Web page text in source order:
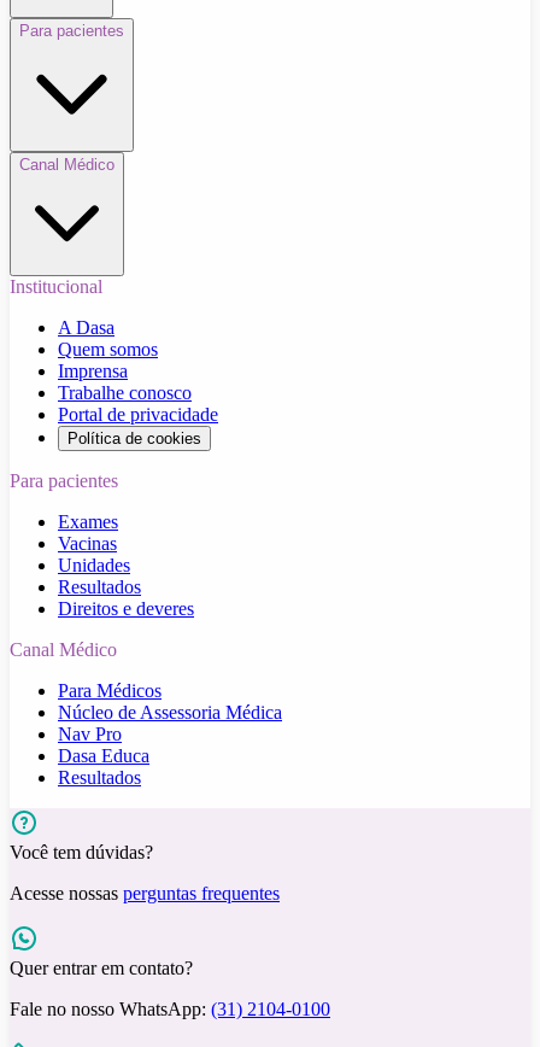
Para pacientes
Canal Médico
Institucional
A Dasa
Quem somos
Imprensa
Trabalhe conosco
Portal de privacidade
Política de cookies
Para pacientes
Exames
Vacinas
Unidades
Resultados
Direitos e deveres
Canal Médico
Para Médicos
Núcleo de Assessoria Médica
Nav Pro
Dasa Educa
Resultados
Você tem dúvidas?
Acesse nossas perguntas frequentes
Quer entrar em contato?
Fale no nosso WhatsApp: (31) 2104-0100